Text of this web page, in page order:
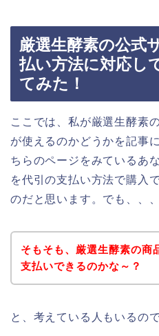
厳選生酵素の公式
払い方法に対応し
てみた！
ここでは、私が厳選生酵素
が使えるのかどうかを記事
ちらのページをみているあ
を代引の支払い方法で購入
のだと思います。でも、、、
そもそも、厳選生酵素の商
支払いできるのかな～？
と、考えている人もいるの